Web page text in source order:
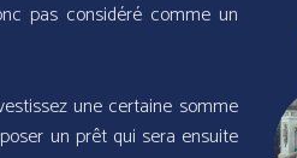
pas considéré comme un
une certaine somme
un prêt qui sera ensuite